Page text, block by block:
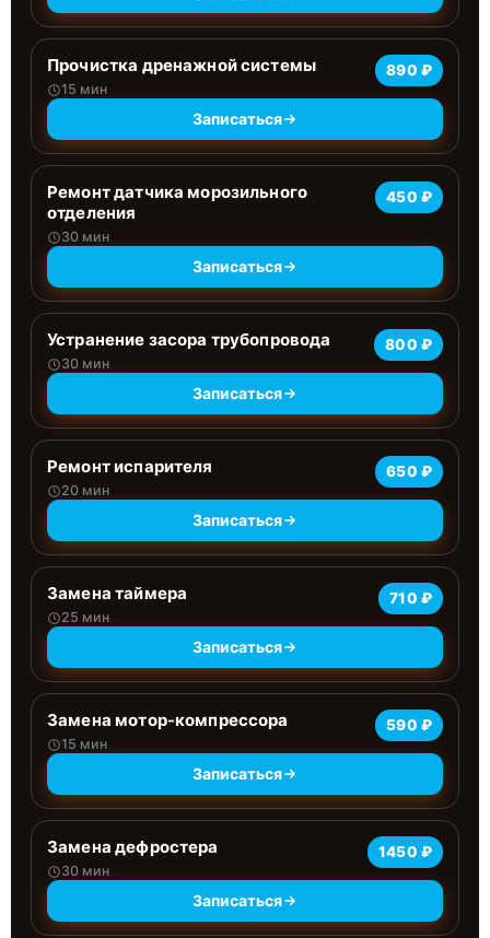
Прочистка дренажной системы
15 мин
890 ₽
Записаться
Ремонт датчика морозильного
отделения
30 мин
450 ₽
Записаться
Устранение засора трубопровода
30 мин
800 ₽
Записаться
Ремонт испарителя
20 мин
650 ₽
Записаться
Замена таймера
25 мин
710 ₽
Записаться
Замена мотор-компрессора
15 мин
590 ₽
Записаться
Замена дефростера
30 мин
1450 ₽
Записаться